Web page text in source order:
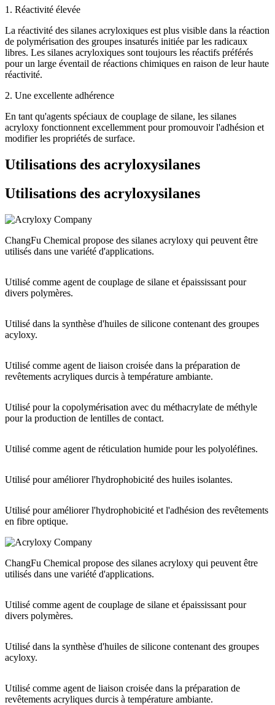
1. Réactivité élevée
La réactivité des silanes acryloxiques est plus visible dans la réaction
de polymérisation des groupes insaturés initiée par les radicaux
libres. Les silanes acryloxiques sont toujours les réactifs préférés
pour un large éventail de réactions chimiques en raison de leur haute
réactivité.
2. Une excellente adhérence
En tant qu'agents spéciaux de couplage de silane, les silanes
acryloxy fonctionnent excellemment pour promouvoir l'adhésion et
modifier les propriétés de surface.
Utilisations des acryloxysilanes
Utilisations des acryloxysilanes
ChangFu Chemical propose des silanes acryloxy qui peuvent être
utilisés dans une variété d'applications.
Utilisé comme agent de couplage de silane et épaississant pour
divers polymères.
Utilisé dans la synthèse d'huiles de silicone contenant des groupes
acyloxy.
Utilisé comme agent de liaison croisée dans la préparation de
revêtements acryliques durcis à température ambiante.
Utilisé pour la copolymérisation avec du méthacrylate de méthyle
pour la production de lentilles de contact.
Utilisé comme agent de réticulation humide pour les polyoléfines.
Utilisé pour améliorer l'hydrophobicité des huiles isolantes.
Utilisé pour améliorer l'hydrophobicité et l'adhésion des revêtements
en fibre optique.
ChangFu Chemical propose des silanes acryloxy qui peuvent être
utilisés dans une variété d'applications.
Utilisé comme agent de couplage de silane et épaississant pour
divers polymères.
Utilisé dans la synthèse d'huiles de silicone contenant des groupes
acyloxy.
Utilisé comme agent de liaison croisée dans la préparation de
revêtements acryliques durcis à température ambiante.